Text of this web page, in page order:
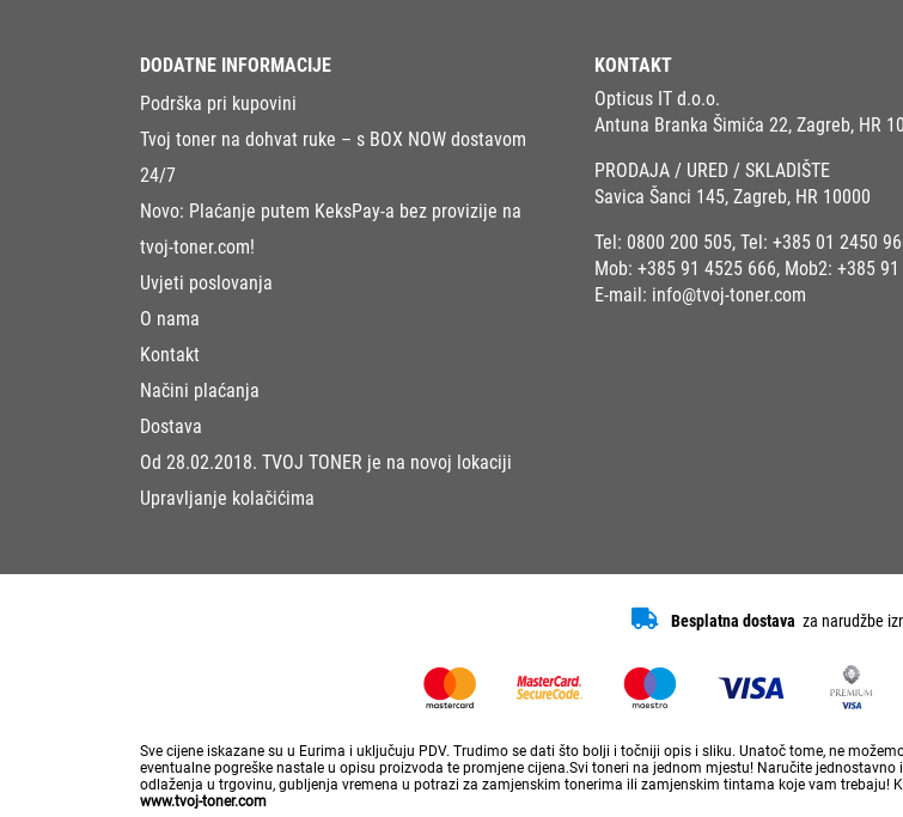
DODATNE INFORMACIJE
Podrška pri kupovini
Tvoj toner na dohvat ruke – s BOX NOW dostavom
24/7
Novo: Plaćanje putem KeksPay-a bez provizije na
tvoj-toner.com!
Uvjeti poslovanja
O nama
Kontakt
Načini plaćanja
Dostava
Od 28.02.2018. TVOJ TONER je na novoj lokaciji
Upravljanje kolačićima
KONTAKT
Opticus IT d.o.o.
Antuna Branka Šimića 22, Zagreb, HR
PRODAJA / URED / SKLADIŠTE
Savica Šanci 145, Zagreb, HR 10000
Tel: 0800 200 505, Tel: +385 01 2450
Mob: +385 91 4525 666, Mob2: +385
E-mail: info@tvoj-toner.com
Besplatna dostava za narudžbe
Sve cijene iskazane su u Eurima i uključuju PDV. Trudimo se dati što bolji i točniji opis i sliku. Unatoč tome, ne
eventualne pogreške nastale u opisu proizvoda te promjene cijena.Svi toneri na jednom mjestu! Naručite
odlaženja u trgovinu, gubljenja vremena u potrazi za zamjenskim tonerima ili zamjenskim tintama koje vam trebaju!
www.tvoj-toner.com